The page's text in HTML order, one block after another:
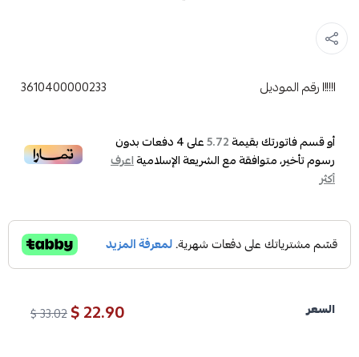
رقم الموديل 3610400000233
أو قسم فاتورتك بقيمة5.72على4دفعات بدون
رسوم تأخير، متوافقة مع الشريعة الإسلاميةاعرف
أكثر
السعر 22.90 $
33.02 $